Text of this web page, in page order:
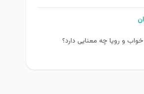
و رویا چه معنایی دارد؟